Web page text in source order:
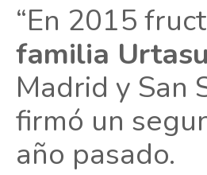
“En 2015
familia
Madrid y San
firmó un
año pasado.